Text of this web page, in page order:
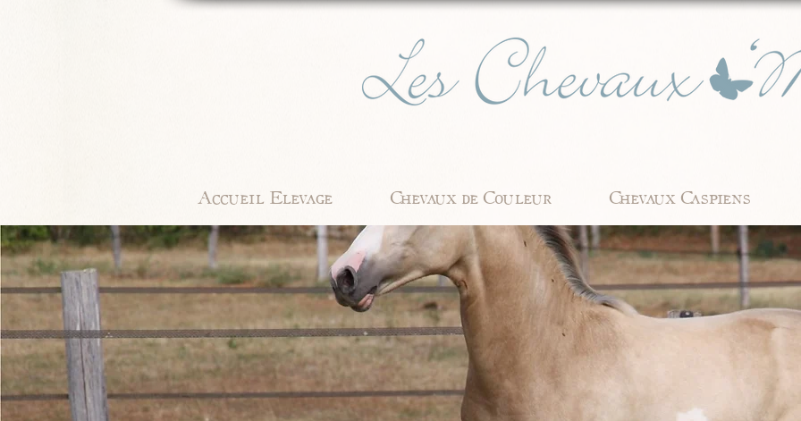
Accueil Elevage Chevaux de Couleur Chevaux Caspiens